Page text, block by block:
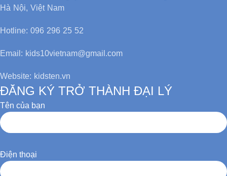
Hà Nội, Việt Nam
Hotline: 096 296 25 52
Email: kids10vietnam@gmail.com
Website: kidsten.vn
ĐĂNG KÝ TRỞ THÀNH ĐẠI LÝ
Tên của bạn
Điện thoại